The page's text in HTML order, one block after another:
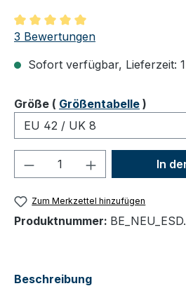
Durchschnittliche Bewertung
3 Bewertungen
Sofort verfügbar, Lieferzeit:
Größeauswählen
( Größentabelle )
Produkt Anzahl: Gib
In
Zum Merkzettel hinzufügen
Produktnummer:
Beschreibung